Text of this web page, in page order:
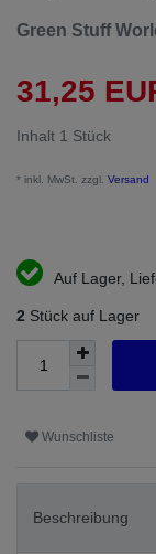
Green Stuff
31,25
Inhalt 1 Stück
* inkl. MwSt. zzgl. Versand
Auf Lager,
2 Stück auf Lager
Wunschliste
Beschreibung